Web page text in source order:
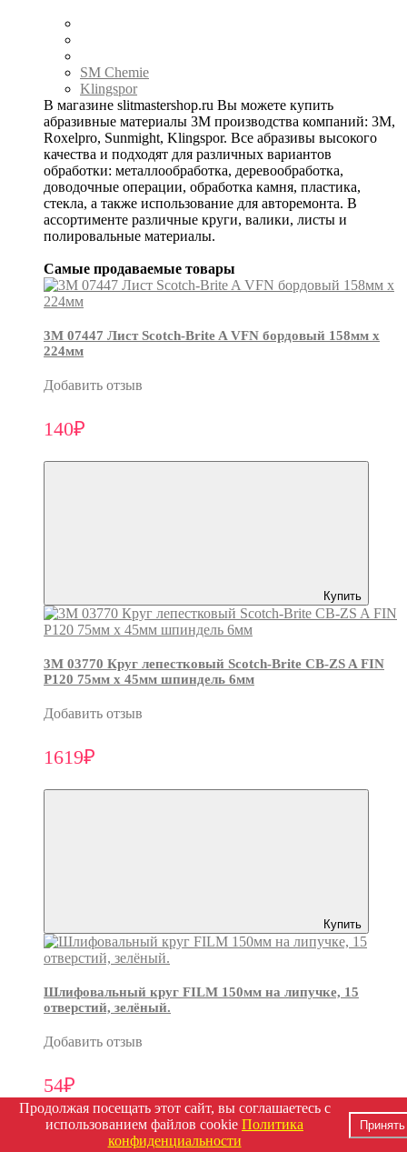
SM Chemie
Klingspor
В магазине slitmastershop.ru Вы можете купить
абразивные материалы 3М производства компаний: 3М,
Roxelpro, Sunmight, Klingspor. Все абразивы высокого
качества и подходят для различных вариантов
обработки: металлообработка, деревообработка,
доводочные операции, обработка камня, пластика,
стекла, а также использование для авторемонта. В
ассортименте различные круги, валики, листы и
полировальные материалы.
Самые продаваемые товары
3М 07447 Лист Scotch-Brite A VFN бордовый 158мм х
224мм
Добавить отзыв
140₽
Купить
3М 03770 Круг лепестковый Scotch-Brite CB-ZS A FIN
P120 75мм х 45мм шпиндель 6мм
Добавить отзыв
1619₽
Купить
Шлифовальный круг FILM 150мм на липучке, 15
отверстий, зелёный.
Добавить отзыв
54₽
Продолжая посещать этот сайт, вы соглашаетесь с
использованием файлов cookie Политика
конфиденциальности
Принять